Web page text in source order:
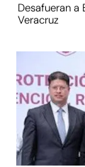
Desafueran
Veracruz